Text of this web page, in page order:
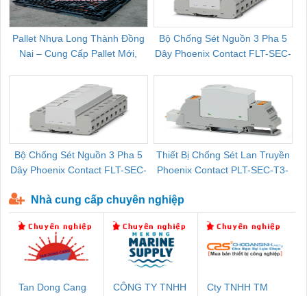
Pallet Nhựa Long Thành Đồng
Nai – Cung Cấp Pallet Mới,
Bộ Chống Sét Nguồn 3 Pha 5
Dây Phoenix Contact FLT-SEC-
Bộ Chống Sét Nguồn 3 Pha 5
Dây Phoenix Contact FLT-SEC-
Thiết Bị Chống Sét Lan Truyền
Phoenix Contact PLT-SEC-T3-
Nhà cung cấp chuyên nghiệp
Tan Dong Cang
CÔNG TY TNHH
Cty TNHH TM